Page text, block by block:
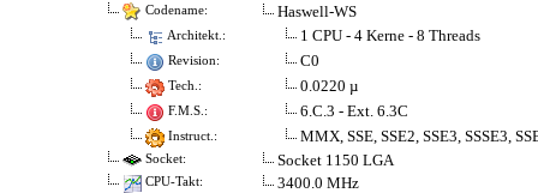
Codename: Haswell-WS
Architekt.: 1 CPU - 4 Kerne - 8 Threads
Revision: C0
Tech.: 0.0220 µ
F.M.S.: 6.C.3 - Ext. 6.3C
Instruct.: MMX, SSE, SSE2, SSE3, SSSE3,
Socket: Socket 1150 LGA
CPU-Takt: 3400.0 MHz